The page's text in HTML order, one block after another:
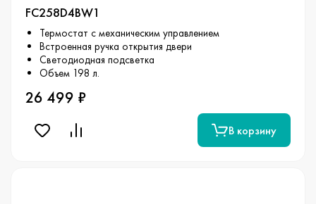
FC258D4BW1
Термостат с механическим управлением
Встроенная ручка открытия двери
Светодиодная подсветка
Объем 198 л.
26 499 ₽
В корзину